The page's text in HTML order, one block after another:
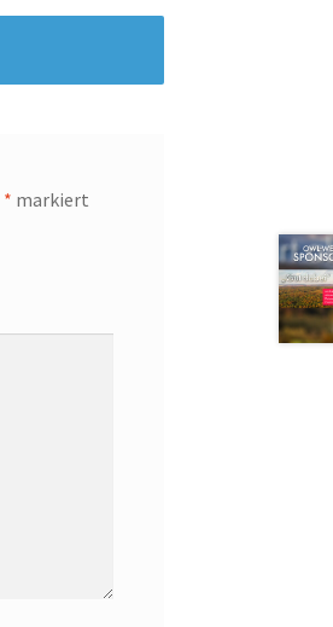
* markiert